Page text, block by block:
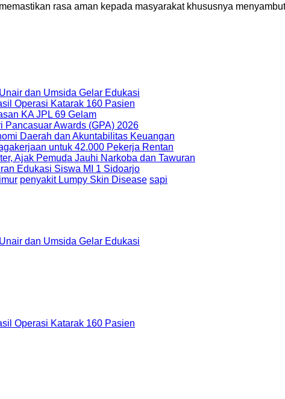
rasa aman kepada masyarakat khususnya
dan Umsida Gelar Edukasi
Operasi Katarak 160 Pasien
KA JPL 69 Gelam
Pancasuar Awards (GPA) 2026
Daerah dan Akuntabilitas Keuangan
untuk 42.000 Pekerja Rentan
Ajak Pemuda Jauhi Narkoba dan Tawuran
Edukasi Siswa MI 1 Sidoarjo
penyakit Lumpy Skin Disease sapi
dan Umsida Gelar Edukasi
Operasi Katarak 160 Pasien